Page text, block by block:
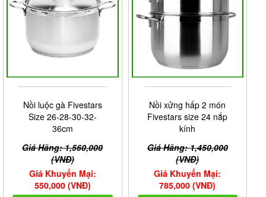
Nồi luộc gà Fivestars
Size 26-28-30-32-
36cm
Giá Hãng: 1,560,000
(VNĐ)
Giá Khuyến Mại:
550,000 (VNĐ)
Nồi xửng hấp 2 món
Fivestars size 24 nắp
kính
Giá Hãng: 1,450,000
(VNĐ)
Giá Khuyến Mại:
785,000 (VNĐ)